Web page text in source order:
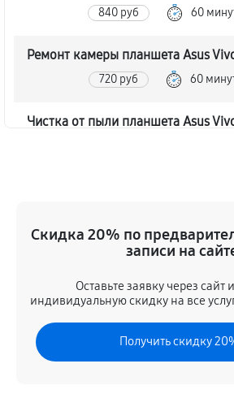
840 руб 60
Ремонт камеры планшета Asus
720 руб 60
Чистка от пыли планшета Asus
Замена динамика планшета Asus
60 минут
Замена задней крышки
960 руб 60
Скидка 20% по
записи на
Оставьте заявку через сайт
индивидуальную скидку на все
Получить скидку